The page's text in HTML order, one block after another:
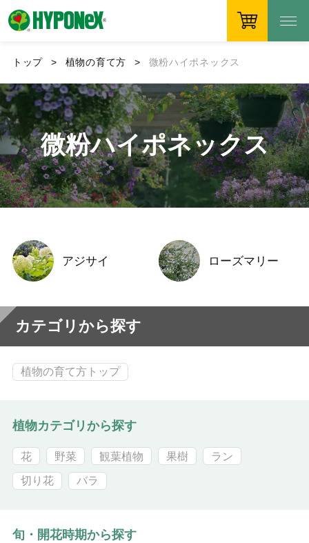
トップ 植物の育て方 微粉ハイポネックス
微粉ハイポネックス
アジサイ ローズマリー
カテゴリから探す
植物の育て方トップ
植物カテゴリから探す
花 野菜 観葉植物 果樹 ラン
切り花 バラ
旬・開花時期から探す